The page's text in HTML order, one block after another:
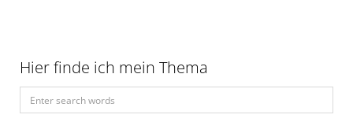
Hier finde ich mein Thema
e